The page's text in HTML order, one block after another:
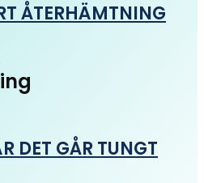
ÅTERHÄMTNING
DET GÅR TUNGT